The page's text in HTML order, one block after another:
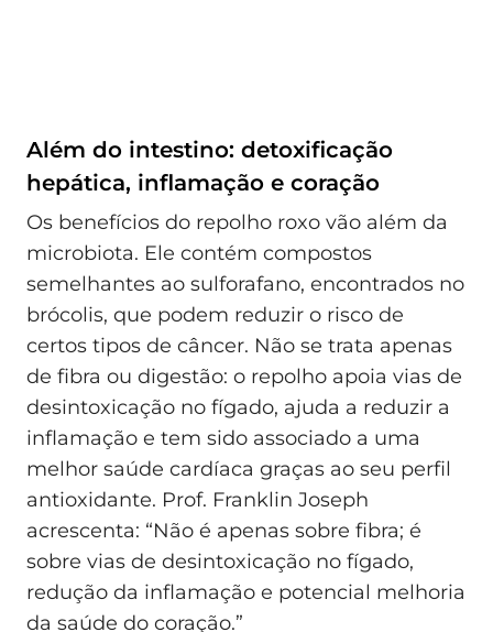
Além do intestino: detoxificação
hepática, inflamação e coração
Os benefícios do repolho roxo vão além da
microbiota. Ele contém compostos
semelhantes ao sulforafano, encontrados no
brócolis, que podem reduzir o risco de
certos tipos de câncer. Não se trata apenas
de fibra ou digestão: o repolho apoia vias de
desintoxicação no fígado, ajuda a reduzir a
inflamação e tem sido associado a uma
melhor saúde cardíaca graças ao seu perfil
antioxidante. Prof. Franklin Joseph
acrescenta: “Não é apenas sobre fibra; é
sobre vias de desintoxicação no fígado,
redução da inflamação e potencial melhoria
da saúde do coração.”